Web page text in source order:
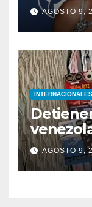
AGOSTO 9,
INTERNACIONALES
muerte
durante
AGOSTO 9,